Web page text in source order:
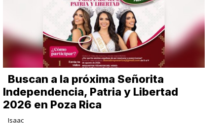
Buscan a la próxima Señorita
Independencia, Patria y Libertad
2026 en Poza Rica
Isaac